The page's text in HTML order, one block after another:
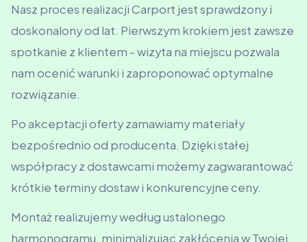
Nasz proces realizacji Carport jest sprawdzony i
doskonalony od lat. Pierwszym krokiem jest zawsze
spotkanie z klientem - wizyta na miejscu pozwala
nam ocenić warunki i zaproponować optymalne
rozwiązanie.
Po akceptacji oferty zamawiamy materiały
bezpośrednio od producenta. Dzięki stałej
współpracy z dostawcami możemy zagwarantować
krótkie terminy dostaw i konkurencyjne ceny.
Montaż realizujemy według ustalonego
harmonogramu, minimalizując zakłócenia w Twojej